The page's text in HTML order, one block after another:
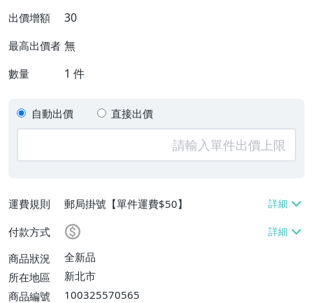
出價增額 30
最高出價者 無
數量 1 件
自動出價 直接出價
運費規則
郵局掛號【單件運費$50】
付款方式
商品狀況
全新品
所在地區
新北市
商品編號
100325570565